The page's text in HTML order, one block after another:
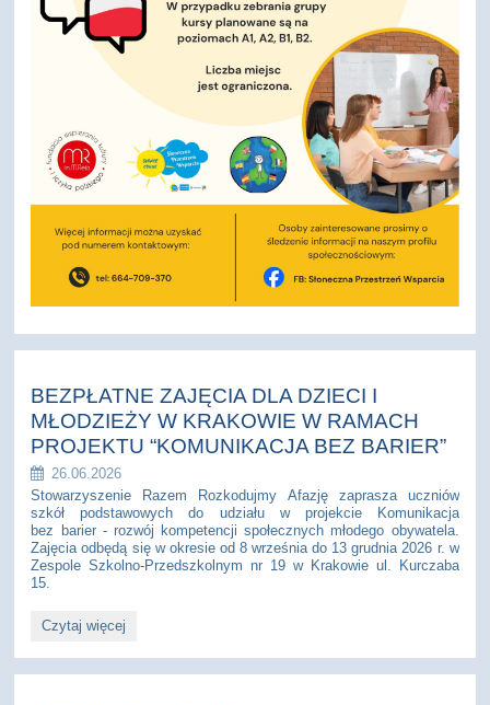
BEZPŁATNE ZAJĘCIA DLA DZIECI I
MŁODZIEŻY W KRAKOWIE W RAMACH
PROJEKTU “KOMUNIKACJA BEZ BARIER”
26.06.2026
Stowarzyszenie Razem Rozkodujmy Afazję zaprasza uczniów
szkół podstawowych do udziału w projekcie Komunikacja
bez barier - rozwój kompetencji społecznych młodego obywatela.
Zajęcia odbędą się w okresie od 8 września do 13 grudnia 2026 r. w
Zespole Szkolno-Przedszkolnym nr 19 w Krakowie ul. Kurczaba
15.
BEZPŁATNE
DLA
DZIECI
Czytaj więcej